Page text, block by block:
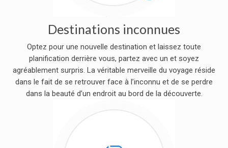
Destinations inconnues
Optez pour une nouvelle destination et laissez toute
planification derrière vous, partez avec un et soyez
agréablement surpris. La véritable merveille du voyage réside
dans le fait de se retrouver face à l’inconnu et de se perdre
dans la beauté d’un endroit au bord de la découverte.